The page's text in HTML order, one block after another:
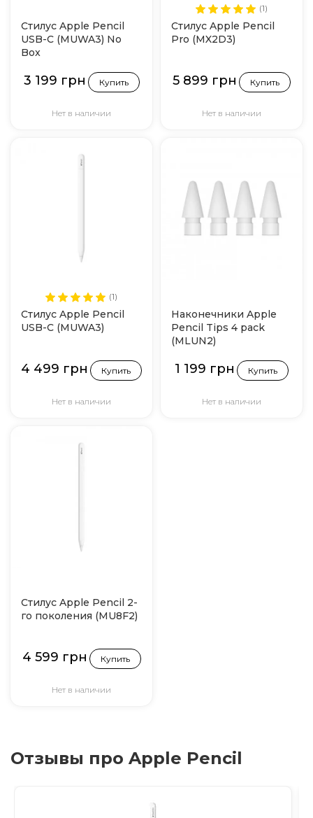
Стилус Apple Pencil
USB-C (MUWA3) No
Box
3 199 грн Купить
Нет в наличии
(1)
Стилус Apple Pencil
Pro (MX2D3)
5 899 грн Купить
Нет в наличии
(1)
Стилус Apple Pencil
USB-C (MUWA3)
4 499 грн Купить
Нет в наличии
Наконечники Apple
Pencil Tips 4 pack
(MLUN2)
1 199 грн Купить
Нет в наличии
Стилус Apple Pencil 2-
го поколения (MU8F2)
4 599 грн Купить
Нет в наличии
Отзывы про Apple Pencil